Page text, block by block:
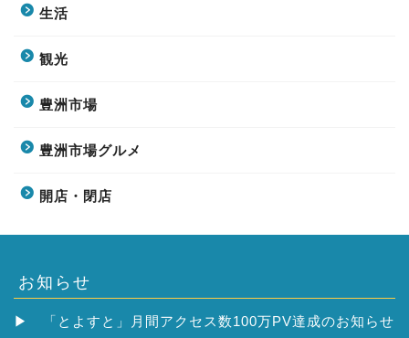
生活
観光
豊洲市場
豊洲市場グルメ
開店・閉店
お知らせ
▶ 「とよすと」月間アクセス数100万PV達成のお知らせ